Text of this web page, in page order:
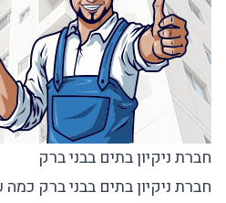
חברת ניקיון בתים בבני ברק
חברת ניקיון בתים בבני ברק כמה